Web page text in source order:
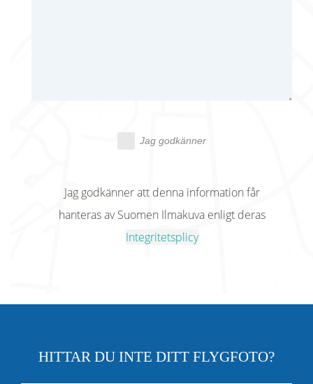
Jag godkänner
Jag godkänner att denna information får
hanteras av Suomen Ilmakuva enligt deras
Integritetsplicy
HITTAR DU INTE DITT FLYGFOTO?